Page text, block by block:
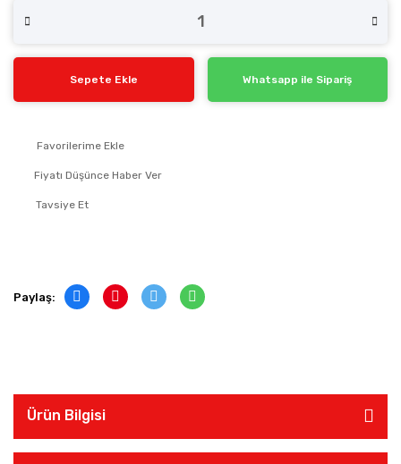
Sepete Ekle Whatsapp ile Sipariş
Fiyatı Düşünce Haber Ver
Tavsiye Et
Paylaş:
Ürün Bilgisi